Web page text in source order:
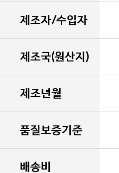
제조자/수입자
제조국(원산지)
제조년월
품질보증기준
배송비